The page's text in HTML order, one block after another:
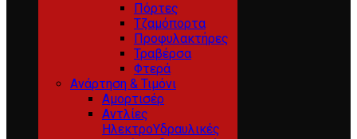
Πόρτες
Τζαμόπορτα
Προφυλακτήρες
Τραβέρσα
Φτερά
Ανάρτηση & Τιμόνι
Αμορτισέρ
Αντλίες
ΗλεκτροΥδραυλικές